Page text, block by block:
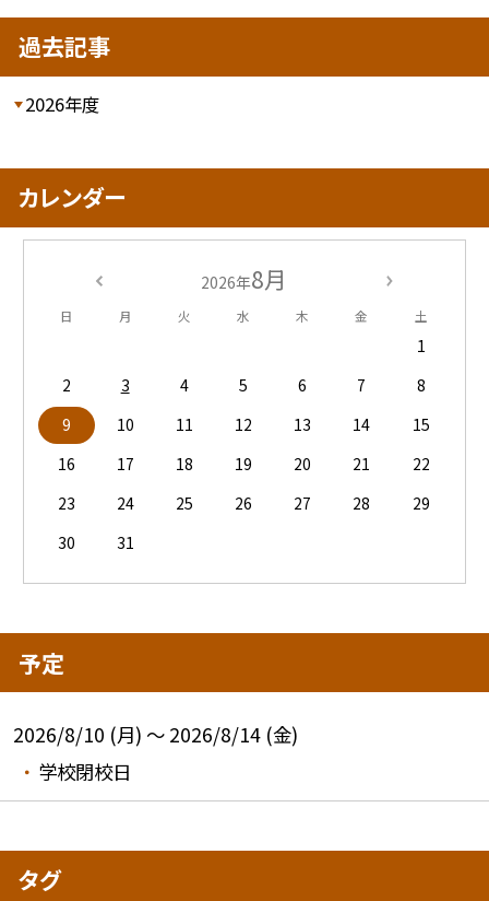
過去記事
2026年度
カレンダー
2026年8月
日 月 火 水 木 金 土
1
2
3 4 5 6 7
8
9
10 11 12 13 14
15
16
17 18 19 20 21
22
23
24 25 26 27 28
29
30
31
予定
2026/8/10 (月) ～ 2026/8/14 (金)
学校閉校日
タグ